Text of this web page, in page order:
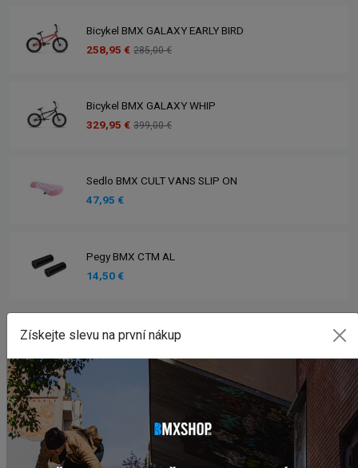
Bicykel BMX GALAXY EARLY BIRD
258,95 € 285,00 €
Bicykel BMX GALAXY WHIP
329,95 € 399,00 €
Sedlo BMX CULT VANS SLIP ON
47,95 €
Pegy BMX CTM AL
14,50 €
INSTAGRAM#BMXSHOPSK
Získejte slevu na první nákup